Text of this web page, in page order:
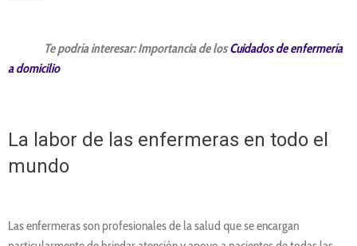
Te podría interesar: Importancia de losCuidados de enfermería
a domicilio
La labor de las enfermeras en todo el
mundo
Las enfermeras son profesionales de la salud que se encargan